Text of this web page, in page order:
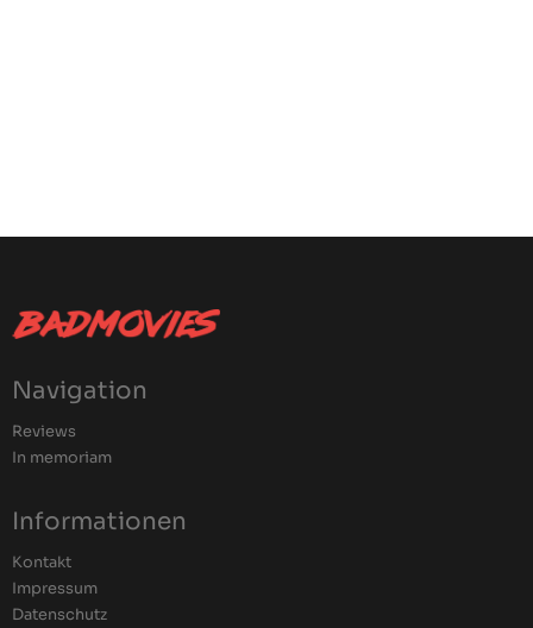
Navigation
Reviews
In memoriam
Informationen
Kontakt
Impressum
Datenschutz